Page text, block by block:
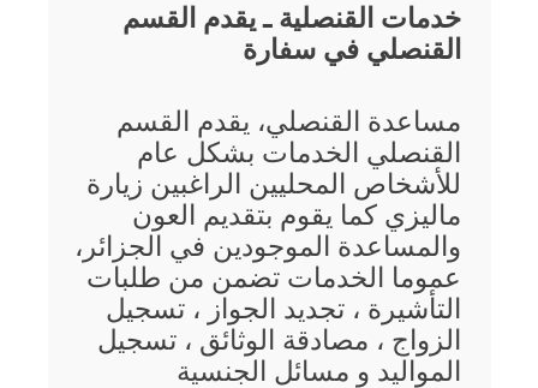
خدمات القنصلية ـ يقدم القسم
القنصلي في سفارة
مساعدة القنصلي، يقدم القسم
القنصلي الخدمات بشكل عام
للأشخاص المحليين الراغبين زيارة
ماليزي كما يقوم بتقديم العون
والمساعدة الموجودين في الجزائر،
عموما الخدمات تضمن من طلبات
التأشيرة ، تجديد الجواز ، تسجيل
الزواج ، مصادقة الوثائق ، تسجيل
المواليد و مسائل الجنسية